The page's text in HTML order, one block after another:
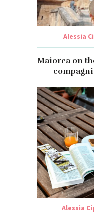
Alessia
Maiorca on
Alessia